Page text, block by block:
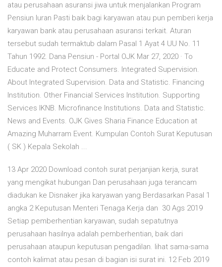
atau perusahaan asuransi jiwa untuk menjalankan Program
Pensiun Iuran Pasti baik bagi karyawan atau pun pemberi kerja
karyawan bank atau perusahaan asuransi terkait. Aturan
tersebut sudah termaktub dalam Pasal 1 Ayat 4 UU No. 11
Tahun 1992. Dana Pensiun - Portal OJK Mar 27, 2020 · To
Educate and Protect Consumers. Integrated Supervision.
About Integrated Supervision. Data and Statistic. Financing
Institution. Other Financial Services Institution. Supporting
Services IKNB. Microfinance Institutions. Data and Statistic.
News and Events. OJK Gives Sharia Finance Education at
Amazing Muharram Event. Kumpulan Contoh Surat Keputusan
( SK ) Kepala Sekolah ...
13 Apr 2020 Download contoh surat perjanjian kerja, surat
yang mengikat hubungan Dan perusahaan juga terancam
diadukan ke Disnaker jika karyawan yang Berdasarkan Pasal 1
angka 2 Keputusan Menteri Tenaga Kerja dan 30 Ags 2019
Setiap pemberhentian karyawan, sudah sepatutnya
perusahaan hasilnya adalah pemberhentian, baik dari
perusahaan ataupun keputusan pengadilan. lihat sama-sama
contoh kalimat atau pesan di bagian isi surat ini. 12 Feb 2019